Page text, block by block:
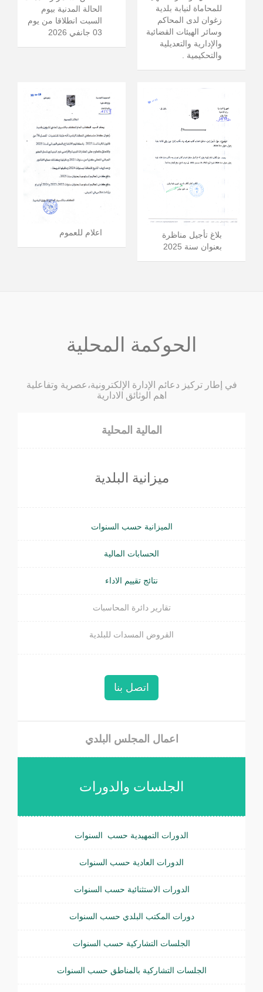
للمحاماة لنيابة بلدية
زغوان لدى المحاكم
وسائر الهيئات القضائية
والإدارية والتعديلية
والتحكيمية .
الحالة المدنية بيوم
السبت انطلاقا من يوم
03 جانفي 2026
بلاغ تأجيل مناظرة
بعنوان سنة 2025
اعلام للعموم
الحوكمة المحلية
في إطار تركيز دعائم الإدارة الإلكترونية،عصرية وتفاعلية
اهم الوثائق الادارية
المالية المحلية
ميزانية البلدية
الميزانية حسب السنوات
الحسابات المالية
نتائج تقييم الاداء
تقارير دائرة المحاسبات
القروض المسدات للبلدية
اتصل بنا
اعمال المجلس البلدي
الجلسات والدورات
الدورات التمهيدية حسب السنوات
الدورات العادية حسب السنوات
الدورات الاستثنائية حسب السنوات
دورات المكتب البلدي حسب السنوات
الجلسات التشاركية حسب السنوات
الجلسات التشاركية بالمناطق حسب السنوات